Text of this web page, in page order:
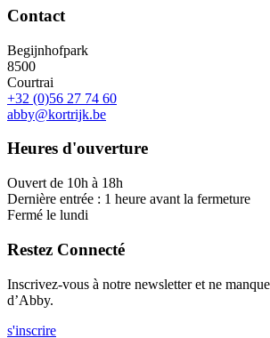
Contact
Begijnhofpark
8500
Courtrai
+32 (0)56 27 74 60
abby@kortrijk.be
Heures d'ouverture
Ouvert de 10h à 18h
Dernière entrée : 1 heure avant la fermeture
Fermé le lundi
Restez Connecté
Inscrivez-vous à notre newsletter et ne
d’Abby.
s'inscrire